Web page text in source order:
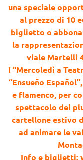
una speciale
al prezzo di 10
biglietto o
la
viale Martelli
I “Mercoledì a
“Ensueño
e flamenco, per
spettacolo dei
cartellone estivo
ad animare le
Info e biglietti: